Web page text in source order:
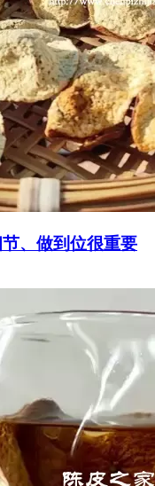
、做到位很重要